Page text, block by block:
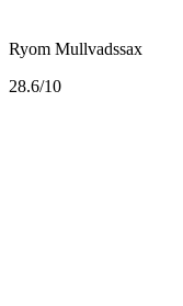
Ryom Mullvadssax
28.6/10